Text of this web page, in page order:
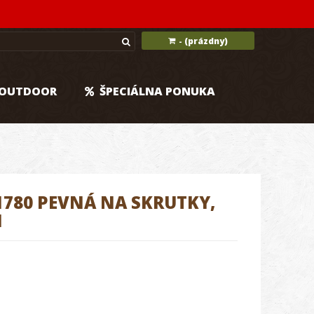
- (prázdny)
ŠPECIÁLNA PONUKA
PEVNÁ NA SKRUTKY,